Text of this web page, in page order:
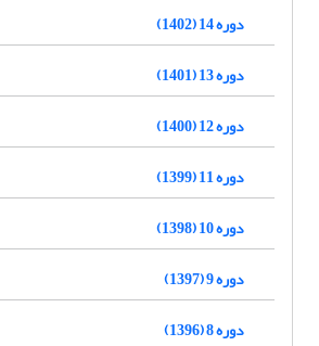
دوره 14 (1402)
دوره 13 (1401)
دوره 12 (1400)
دوره 11 (1399)
دوره 10 (1398)
دوره 9 (1397)
دوره 8 (1396)